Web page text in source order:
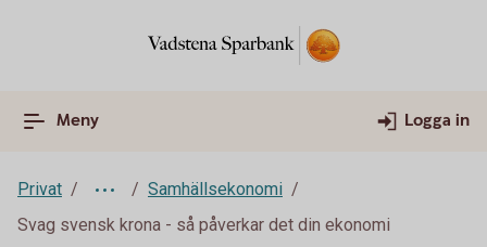
Meny Logga in
Privat
Samhällsekonomi
Svag svensk krona - så påverkar det din ekonomi